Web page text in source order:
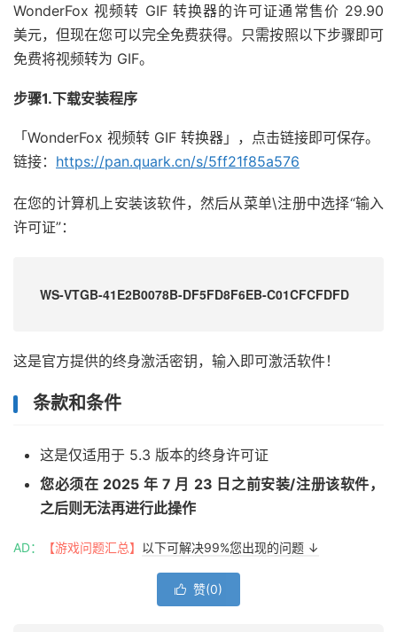
WonderFox 视频转 GIF 转换器的许可证通常售价 29.90
美元，但现在您可以完全免费获得。只需按照以下步骤即可
免费将视频转为 GIF。
步骤1.下载安装程序
「WonderFox 视频转 GIF 转换器」，点击链接即可保存。
链接： https://pan.quark.cn/s/5ff21f85a576
在您的计算机上安装该软件，然后从菜单\注册中选择“输入
许可证”：
WS-VTGB-41E2B0078B-DF5FD8F6EB-C01CFCFDFD
这是官方提供的终身激活密钥，输入即可激活软件！
条款和条件
这是仅适用于 5.3 版本的终身许可证
您必须在 2025 年 7 月 23 日之前安装/注册该软件，
之后则无法再进行此操作
AD： 【游戏问题汇总】 以下可解决99%您出现的问题 ↓
 赞(0)